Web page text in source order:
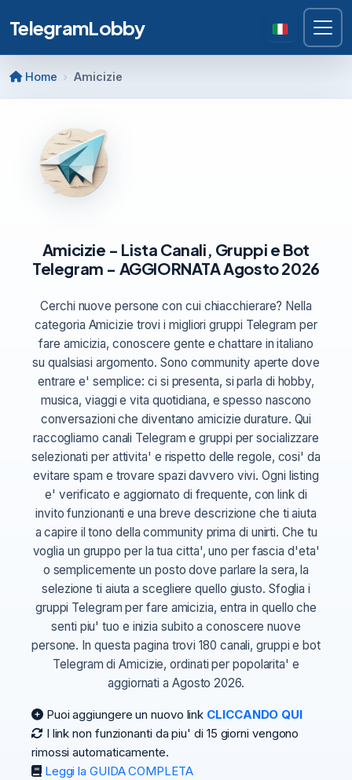
TelegramLobby
Home Amicizie
Amicizie - Lista Canali, Gruppi e Bot
Telegram - AGGIORNATA Agosto 2026
Cerchi nuove persone con cui chiacchierare? Nella
categoria Amicizie trovi i migliori gruppi Telegram per
fare amicizia, conoscere gente e chattare in italiano
su qualsiasi argomento. Sono community aperte dove
entrare e' semplice: ci si presenta, si parla di hobby,
musica, viaggi e vita quotidiana, e spesso nascono
conversazioni che diventano amicizie durature. Qui
raccogliamo canali Telegram e gruppi per socializzare
selezionati per attivita' e rispetto delle regole, cosi' da
evitare spam e trovare spazi davvero vivi. Ogni listing
e' verificato e aggiornato di frequente, con link di
invito funzionanti e una breve descrizione che ti aiuta
a capire il tono della community prima di unirti. Che tu
voglia un gruppo per la tua citta', uno per fascia d'eta'
o semplicemente un posto dove parlare la sera, la
selezione ti aiuta a scegliere quello giusto. Sfoglia i
gruppi Telegram per fare amicizia, entra in quello che
senti piu' tuo e inizia subito a conoscere nuove
persone. In questa pagina trovi 180 canali, gruppi e bot
Telegram di Amicizie, ordinati per popolarita' e
aggiornati a Agosto 2026.
Puoi aggiungere un nuovo link CLICCANDO QUI
I link non funzionanti da piu' di 15 giorni vengono
rimossi automaticamente.
Leggi la GUIDA COMPLETA